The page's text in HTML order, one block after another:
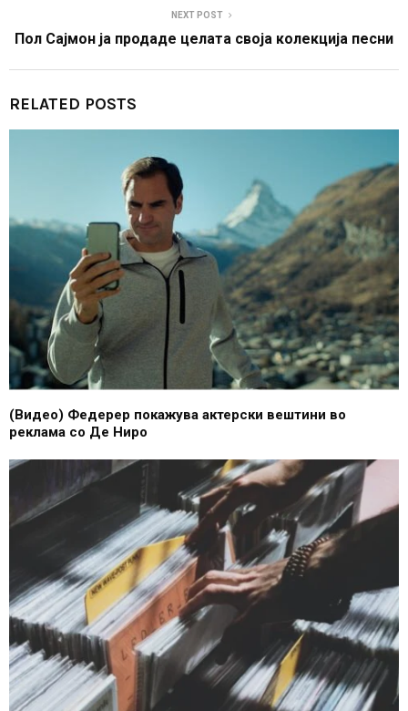
NEXT POST
Пол Сајмон ја продаде целата своја колекција песни
RELATED POSTS
(Видео) Фeдерер покажува актерски вештини во
реклама со Де Ниро